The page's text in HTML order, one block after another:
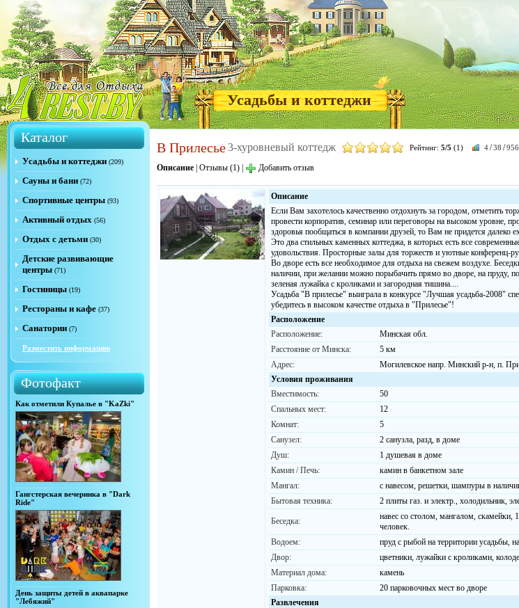
Усадьбы и коттеджи
Каталог
Усадьбы и коттеджи (209)
Сауны и бани (72)
Спортивные центры (93)
Активный отдых (56)
Отдых с детьми (30)
Детские развивающие
центры (71)
Гостиницы (19)
Рестораны и кафе (37)
Санатории (7)
Разместить информацию
Фотофакт
Как отметили Купалье в "KaZki"
Гангстерская вечеринка в "Dark
Ride"
День защиты детей в аквапарке
"Лебяжий"
В Прилесье3-хуровневый коттедж Рейтинг: 5/5 (1) 4/38 /
Описание Отзывы (1) Добавить отзыв
Описание
Если Вам захотелось качественно отдохнуть за городом, отметить
провести корпоратив, семинар или переговоры на высоком уровне,
здоровья пообщаться в компании друзей, то Вам не придется далеко
Это два стильных каменных коттеджа, в которых есть все
удовольствия. Просторные залы для торжеств и уютные конференц-
Во дворе есть все необходимое для отдыха на свежем воздухе.
наличии, при желании можно порыбачить прямо во дворе, на пруду,
зеленая лужайка с кроликами и загородная тишина....
Усадьба "В прилесье" выиграла в конкурсе "Лучшая усадьба-2008"
убедитесь в высоком качестве отдыха в "Прилесье"!
Расположение
Расположение:
Минская обл.
Расстояние от Минска:
5 км
Адрес:
Могилевское напр. Минский р-н, п.
Условия проживания
Вместимость:
50
Спальных мест:
12
Комнат:
5
Санузел:
2 санузла, разд, в доме
Душ:
1 душевая в доме
Камин / Печь:
камин в банкетном зале
Мангал:
с навесом, решетки, шампуры в
Бытовая техника:
2 плиты газ. и электр., холодильник,
Беседка:
навес со столом, мангалом, скамейки,
человек.
Водоем:
пруд с рыбой на территории усадьбы,
Двор:
цветники, лужайки с кроликами,
Материал дома:
камень
Парковка:
20 парковочных мест во дворе
Развлечения